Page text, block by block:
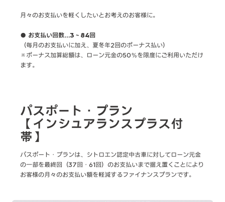
月々のお支払いを軽くしたいとお考えのお客様に。
● お支払い回数…3～84回
（毎月のお支払いに加え、夏冬年2回のボーナス払い）
※ボーナス加算総額は、ローン元金の50％を限度にご利用いただけ
ます。
パスポート・プラン
【インシュアランスプラス付
帯】
パスポート・プランは、シトロエン認定中古車に対してローン元金
の一部を最終回（37回・61回）のお支払いまで据え置くことにより
お客様の月々のお支払い額を軽減するファイナンスプランです。